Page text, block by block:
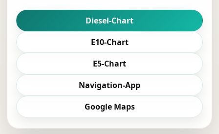
Diesel-Chart
E10-Chart
E5-Chart
Navigation-App
Google Maps